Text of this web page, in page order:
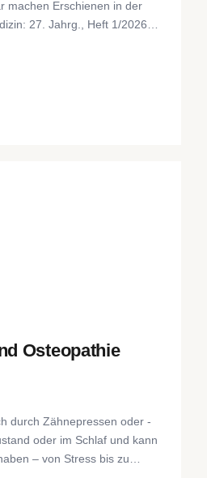
machen Erschienen in der
27. Jahrg., Heft 1/2026,
Osteopathie
durch Zähnepressen oder -
oder im Schlaf und kann
– von Stress bis zu